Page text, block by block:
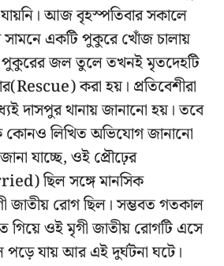
আজ বৃহস্পতিবার সকালে
সামনে একটি পুকুরে খোঁজ চালায়
পুকুরের জল তুলে তখনই মৃতদেহটি
করা হয়। প্রতিবেশীরা
দাসপুর থানায় জানানো হয়। তবে
কোনও লিখিত অভিযোগ জানানো
যাচ্ছে, ওই প্রৌঢ়ের
ছিল সঙ্গে মানসিক
জাতীয় রোগ ছিল। সম্ভবত গতকাল
গিয়ে ওই মৃগী জাতীয় রোগটি এসে
যায় আর এই দুর্ঘটনা ঘটে।